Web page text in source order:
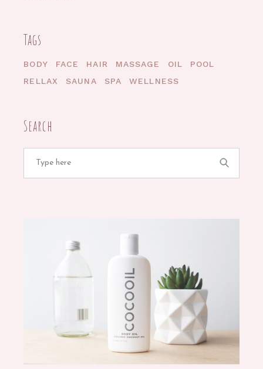
Tags
BODY FACE HAIR MASSAGE OIL
POOL
RELLAX
SAUNA SPA WELLNESS
Search